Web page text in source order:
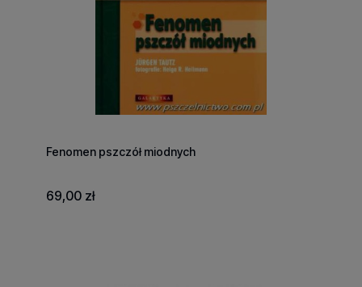
Fenomen pszczół miodnych
69,00 zł